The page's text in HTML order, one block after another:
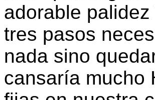
adorable
tres pasos
nada sino
cansaría mucho